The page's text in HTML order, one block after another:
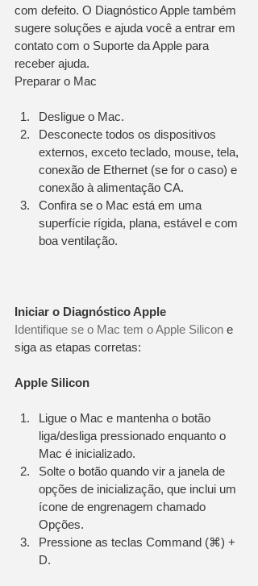
com defeito. O Diagnóstico Apple também
sugere soluções e ajuda você a entrar em
contato com o Suporte da Apple para
receber ajuda.
Preparar o Mac
Desligue o Mac.
Desconecte todos os dispositivos
externos, exceto teclado, mouse, tela,
conexão de Ethernet (se for o caso) e
conexão à alimentação CA.
Confira se o Mac está em uma
superfície rígida, plana, estável e com
boa ventilação.
Iniciar o Diagnóstico Apple
Identifique se o Mac tem o Apple Silicon e
siga as etapas corretas:
Apple Silicon
Ligue o Mac e mantenha o botão
liga/desliga pressionado enquanto o
Mac é inicializado.
Solte o botão quando vir a janela de
opções de inicialização, que inclui um
ícone de engrenagem chamado
Opções.
Pressione as teclas Command (⌘) +
D.